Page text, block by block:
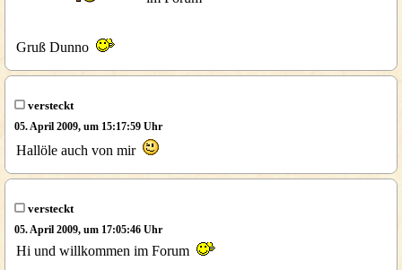
Gruß Dunno
versteckt
05. April 2009, um 15:17:59 Uhr
Hallöle auch von mir
versteckt
05. April 2009, um 17:05:46 Uhr
Hi und willkommen im Forum